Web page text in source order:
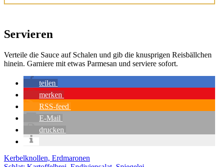
Servieren
Ver­tei­le die Sau­ce auf Scha­len und gib die knusp­ri­gen Reis­bäll­chen
hin­ein. Gar­nie­re mit etwas Par­me­san und ser­vie­re sofort.
tei­len
mer­ken
RSS-feed
E‑Mail
dru­cken
Kerbelknollen, Erdmaronen